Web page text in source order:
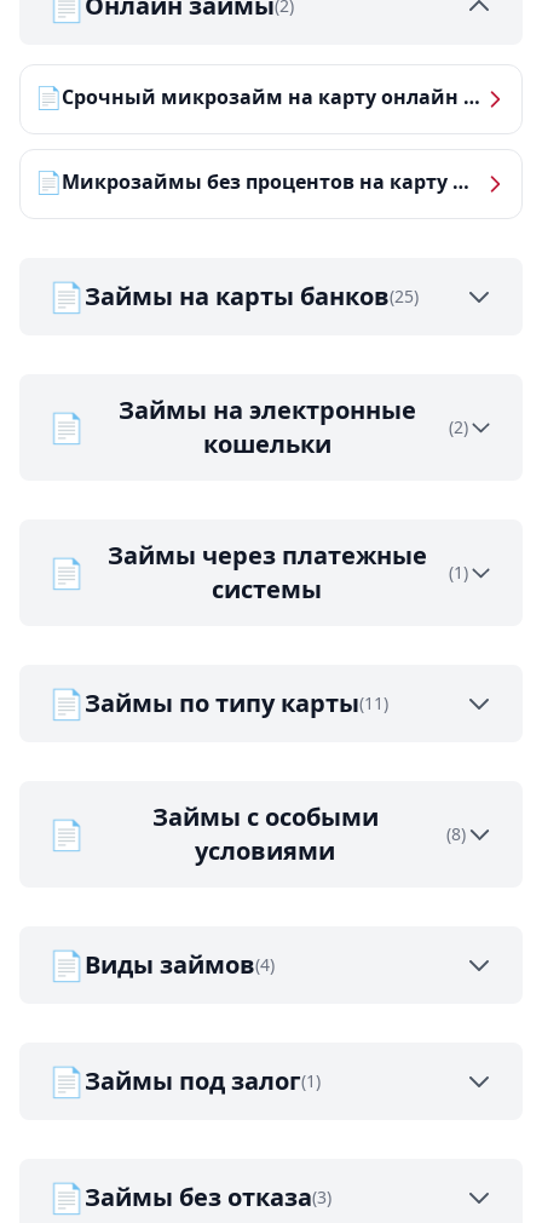
(2)
📄 Срочный микрозайм на карту онлайн — получить деньги за 5 минут
📄 Микрозаймы без процентов на карту — ТОП-10 за 2026 год
📄Займы на карты банков(25)
📄
Займы на электронные
кошельки
(2)
📄
Займы через платежные
системы
(1)
📄Займы по типу карты(11)
📄
Займы с особыми
условиями
(8)
📄Виды займов(4)
📄Займы под залог(1)
📄Займы без отказа(3)